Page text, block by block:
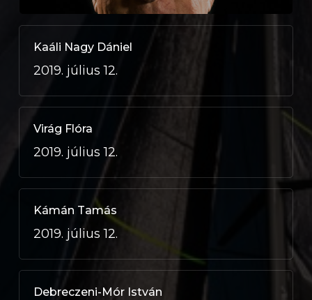
Kaáli Nagy Dániel
2019. július 12.
Virág Flóra
2019. július 12.
Kámán Tamás
2019. július 12.
Debreczeni-Mór István